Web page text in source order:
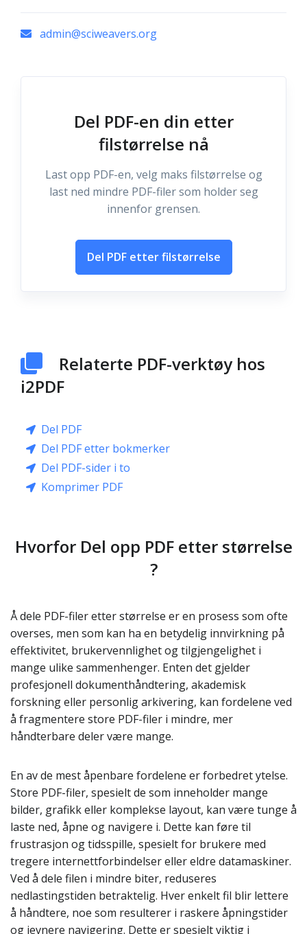
admin@sciweavers.org
Del PDF-en din etter
filstørrelse nå
Last opp PDF-en, velg maks filstørrelse og
last ned mindre PDF-filer som holder seg
innenfor grensen.
Del PDF etter filstørrelse
Relaterte PDF-verktøy hos
i2PDF
Del PDF
Del PDF etter bokmerker
Del PDF-sider i to
Komprimer PDF
Hvorfor Del opp PDF etter størrelse
?
Å dele PDF-filer etter størrelse er en prosess som ofte
overses, men som kan ha en betydelig innvirkning på
effektivitet, brukervennlighet og tilgjengelighet i
mange ulike sammenhenger. Enten det gjelder
profesjonell dokumenthåndtering, akademisk
forskning eller personlig arkivering, kan fordelene ved
å fragmentere store PDF-filer i mindre, mer
håndterbare deler være mange.
En av de mest åpenbare fordelene er forbedret ytelse.
Store PDF-filer, spesielt de som inneholder mange
bilder, grafikk eller komplekse layout, kan være tunge å
laste ned, åpne og navigere i. Dette kan føre til
frustrasjon og tidsspille, spesielt for brukere med
tregere internettforbindelser eller eldre datamaskiner.
Ved å dele filen i mindre biter, reduseres
nedlastingstiden betraktelig. Hver enkelt fil blir lettere
å håndtere, noe som resulterer i raskere åpningstider
og jevnere navigering. Dette er spesielt viktig i